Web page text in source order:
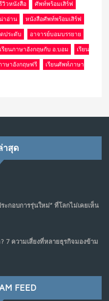
วิวหนังสือ ศัพท์พร้อมเสิร์ฟ
าอ่าน หนังสือศัพท์พร้อมเสิร์ฟ
ประดับ อาจารย์บอมบรรยาย
เรียนภาษาอังกฤษกับ อ.บอม เรียน
าษาอังกฤษฟรี เรียนศัพท์ภาษา
าสุด
ะกอบการรุ่นใหม่” ที่โลกไม่เคยเห็น
7 ความเสี่ยงที่หลายธุรกิจมองข้าม
FEED